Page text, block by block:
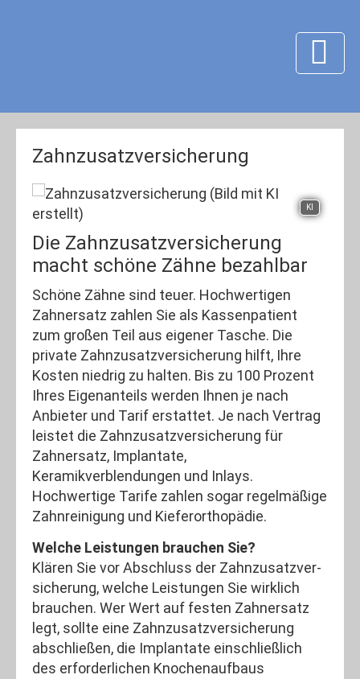
Zahn­zu­satz­ver­si­che­rung
KI
Die Zahn­zu­satz­ver­si­che­rung
macht schöne Zähne bezahlbar
Schöne Zähne sind teuer. Hochwertigen
Zahnersatz zahlen Sie als Kassenpatient
zum großen Teil aus eigener Tasche. Die
private Zahn­zu­satz­ver­si­che­rung hilft, Ihre
Kosten niedrig zu halten. Bis zu 100 Prozent
Ihres Eigenanteils werden Ihnen je nach
Anbieter und Tarif erstattet. Je nach Vertrag
leistet die Zahn­zu­satz­ver­si­che­rung für
Zahnersatz, Implantate,
Keramikverblendungen und Inlays.
Hochwertige Tarife zahlen sogar regelmäßige
Zahnreinigung und Kieferorthopädie.
Welche Leistungen brauchen Sie?
Klären Sie vor Abschluss der Zahn­zu­satz­ver­
si­che­rung, welche Leistungen Sie wirklich
brauchen. Wer Wert auf festen Zahnersatz
legt, sollte eine Zahn­zu­satz­ver­si­che­rung
abschließen, die Implantate einschließlich
des erforderlichen Knochenaufbaus